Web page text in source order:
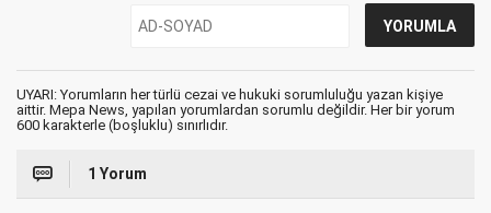
UYARI: Yorumların her türlü cezai ve hukuki sorumluluğu yazan kişiye
aittir. Mepa News, yapılan yorumlardan sorumlu değildir. Her bir yorum
600 karakterle (boşluklu) sınırlıdır.
1 Yorum